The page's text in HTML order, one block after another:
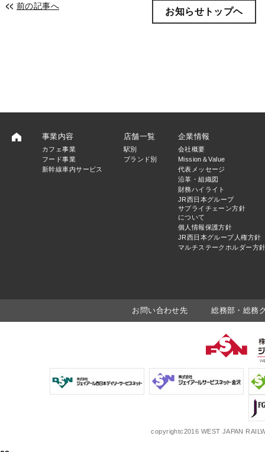
前の記事へ
お知らせトップヘ
事業内容
カフェ事業
フード事業
新幹線車内サービス
店舗一覧
駅別
ブランド別
企業情報
会社概要
Mission＆Value
代表メッセージ
沿革・組織図
財務ハイライト
JR西日本グループ
サプライチェーン方針
について
個人情報保護方針
JR西日本グループ人権方針
マルチステークホルダー方
お問い合わせ先 総務部・総務
copyrightc2016 WEST JAPAN